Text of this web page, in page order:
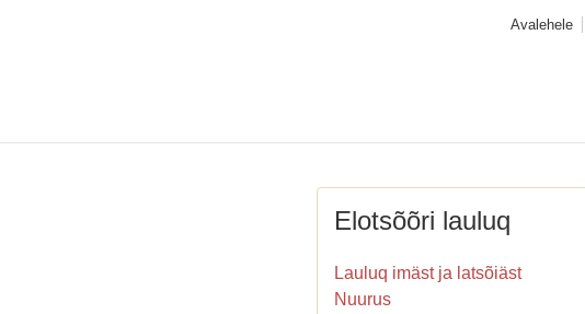
Avalehele
Elotsõõri lauluq
Lauluq imäst ja latsõiäst
Nuurus